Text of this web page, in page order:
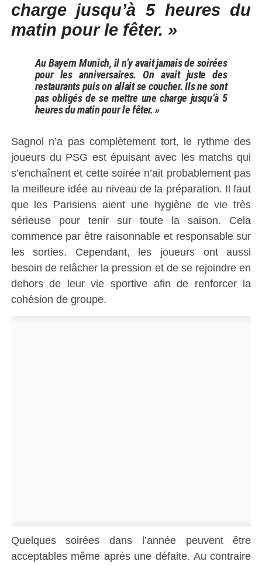
charge jusqu’à 5 heures du
matin pour le fêter. »
Au Bayern Munich, il n’y avait jamais de soirées
pour les anniversaires. On avait juste des
restaurants puis on allait se coucher. Ils ne sont
pas obligés de se mettre une charge jusqu’à 5
heures du matin pour le fêter. »
Sagnol n’a pas complètement tort, le rythme des
joueurs du PSG est épuisant avec les matchs qui
s’enchaînent et cette soirée n’ait probablement pas
la meilleure idée au niveau de la préparation. Il faut
que les Parisiens aient une hygiène de vie très
sérieuse pour tenir sur toute la saison. Cela
commence par être raisonnable et responsable sur
les sorties. Cependant, les joueurs ont aussi
besoin de relâcher la pression et de se rejoindre en
dehors de leur vie sportive afin de renforcer la
cohésion de groupe.
Quelques soirées dans l’année peuvent être
acceptables même après une défaite. Au contraire